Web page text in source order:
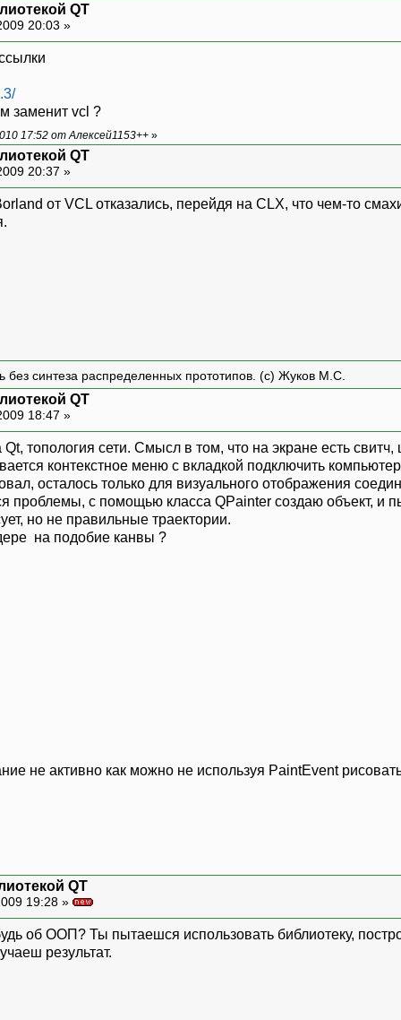
QT
20:03 »
заменит vcl ?
17:52 от Алексей1153++ »
QT
20:37 »
от VCL отказались, перейдя на CLX, что чем-то
без синтеза распределенных прототипов. (с) Жуков М.С.
QT
18:47 »
топология сети. Смысл в том, что на экране есть
контекстное меню с вкладкой подключить
осталось только для визуального отображения
проблемы, с помощью класса QPainter создаю объект, и
но не правильные траектории.
на подобие канвы ?
не активно как можно не используя PaintEvent
QT
19:28 »
об ООП? Ты пытаешся использовать библиотеку,
результат.